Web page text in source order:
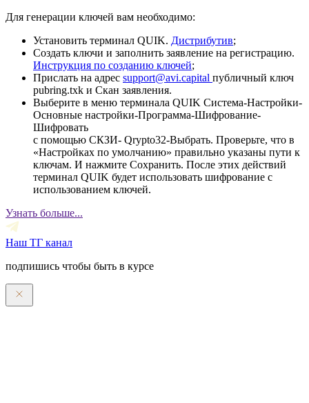
Для генерации ключей вам необходимо:
Установить терминал QUIK. Дистрибутив;
Создать ключи и заполнить заявление на регистрацию.
Инструкция по созданию ключей;
Прислать на адрес support@avi.capital публичный ключ
pubring.txk и Скан заявления.
Выберите в меню терминала QUIK Система-Настройки-
Основные настройки-Программа-Шифрование-
Шифровать
с помощью СКЗИ- Qrypto32-Выбрать. Проверьте, что в
«Настройках по умолчанию» правильно указаны пути к
ключам. И нажмите Сохранить. После этих действий
терминал QUIK будет использовать шифрование с
использованием ключей.
Узнать больше...
Наш ТГ канал
подпишись чтобы быть в курсе